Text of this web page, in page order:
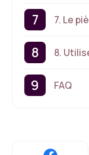
7. Le
8.
FAQ